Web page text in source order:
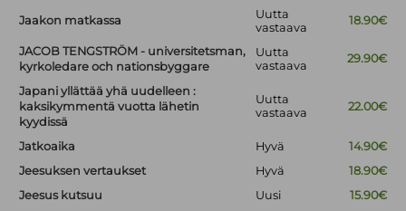
Jaakon matkassa
Uutta
vastaava
18.90€
JACOB TENGSTRÖM - universitetsman,
kyrkoledare och nationsbyggare
Uutta
vastaava
29.90€
Japani yllättää yhä uudelleen :
kaksikymmentä vuotta lähetin
kyydissä
Uutta
vastaava
22.00€
Jatkoaika Hyvä
14.90€
Jeesuksen vertaukset
Hyvä
18.90€
Jeesus kutsuu
Uusi 15.90€